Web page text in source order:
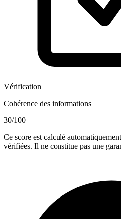
Vérification
Cohérence des informations
30/100
Ce score est calculé
vérifiées. Il ne constitue pas une